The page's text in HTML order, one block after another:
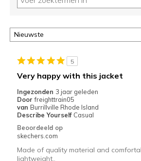
5
Very happy with this jacket
Ingezonden 3 jaar geleden
Door freighttrain05
van Burrillville Rhode Island
Describe Yourself Casual
Beoordeeld op
skechers.com
Made of quality material and
lightweight..